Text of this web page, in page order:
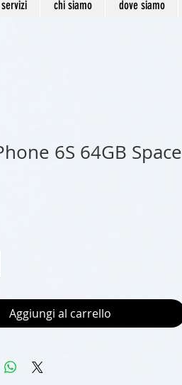
servizi chi siamo dove siamo
6S 64GB Space
Aggiungi al carrello